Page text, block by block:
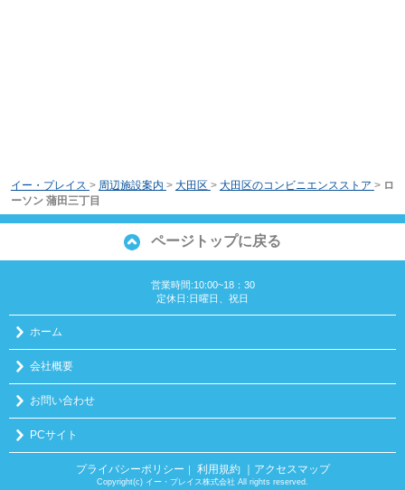
イー・プレイス > 周辺施設案内 > 大田区 > 大田区のコンビニエンスストア > ロ
ーソン 蒲田三丁目
ページトップに戻る
営業時間:10:00~18：30
定休日:日曜日、祝日
ホーム
会社概要
お問い合わせ
PCサイト
プライバシーポリシー ｜ 利用規約 ｜アクセスマップ
Copyright(c) イー・プレイス株式会社 All rights reserved.